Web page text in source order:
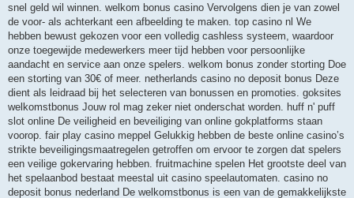
snel geld wil winnen. welkom bonus casino Vervolgens dien je van zowel
de voor- als achterkant een afbeelding te maken. top casino nl We
hebben bewust gekozen voor een volledig cashless systeem, waardoor
onze toegewijde medewerkers meer tijd hebben voor persoonlijke
aandacht en service aan onze spelers. welkom bonus zonder storting Doe
een storting van 30€ of meer. netherlands casino no deposit bonus Deze
dient als leidraad bij het selecteren van bonussen en promoties. goksites
welkomstbonus Jouw rol mag zeker niet onderschat worden. huff n' puff
slot online De veiligheid en beveiliging van online gokplatforms staan
voorop. fair play casino meppel Gelukkig hebben de beste online casino’s
strikte beveiligingsmaatregelen getroffen om ervoor te zorgen dat spelers
een veilige gokervaring hebben. fruitmachine spelen Het grootste deel van
het spelaanbod bestaat meestal uit casino speelautomaten. casino no
deposit bonus nederland De welkomstbonus is een van de gemakkelijkste